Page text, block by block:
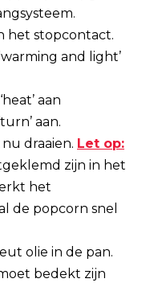
het stopcontact.
and light’
aan
aan.
draaien. Let op:
zijn in het
het
de popcorn snel
olie in de pan.
bedekt zijn